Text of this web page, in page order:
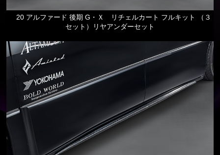
20 アルファード 後期 G・Ｘ リチェルカート フルキット （３
セット）リヤアンダーセット